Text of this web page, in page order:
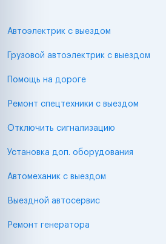
Автоэлектрик с выездом
Грузовой автоэлектрик с выездом
Помощь на дороге
Ремонт спецтехники с выездом
Отключить сигнализацию
Установка доп. оборудования
Автомеханик с выездом
Выездной автосервис
Ремонт генератора